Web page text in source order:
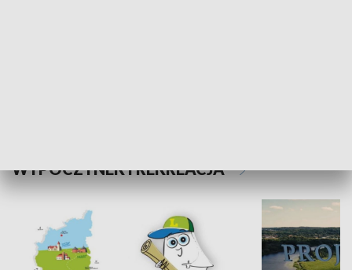
WYPOCZYNEK I REKREACJA